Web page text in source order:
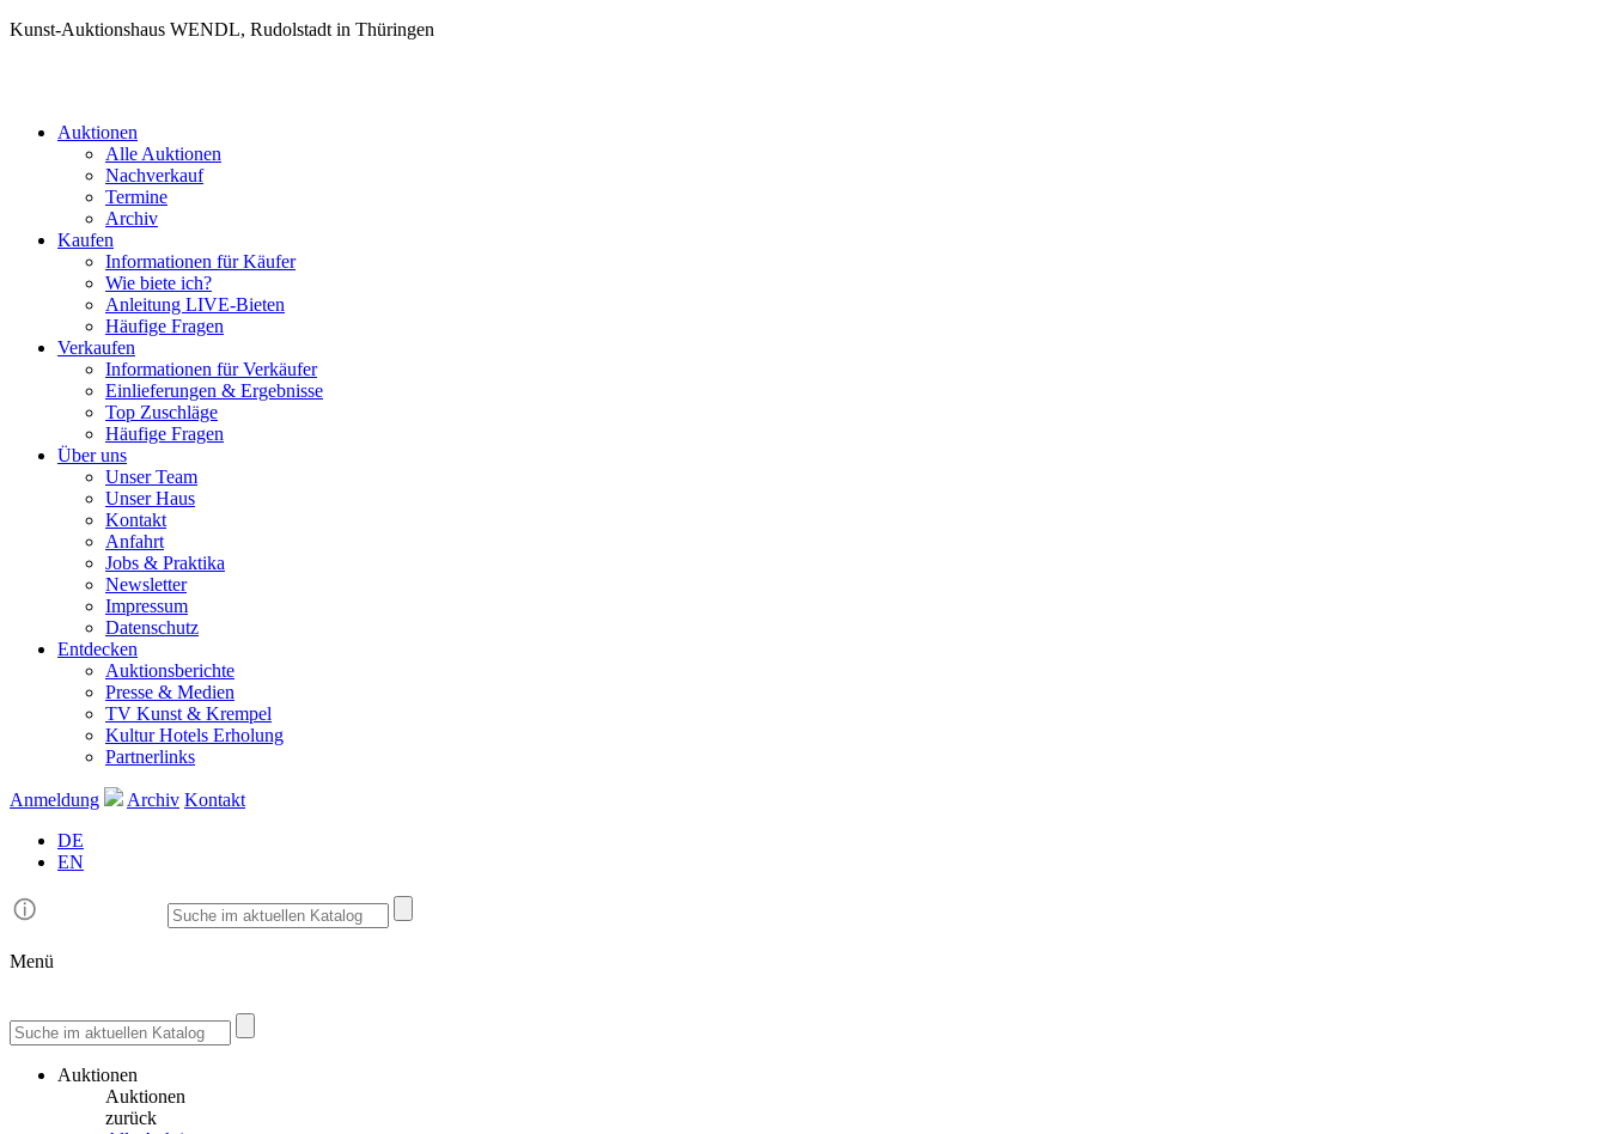
Kunst-Auktionshaus WENDL, Rudolstadt in Thüringen
Auktionen
Alle Auktionen
Nachverkauf
Termine
Archiv
Kaufen
Informationen für Käufer
Wie biete ich?
Anleitung LIVE-Bieten
Häufige Fragen
Verkaufen
Informationen für Verkäufer
Einlieferungen & Ergebnisse
Top Zuschläge
Häufige Fragen
Über uns
Unser Team
Unser Haus
Kontakt
Anfahrt
Jobs & Praktika
Newsletter
Impressum
Datenschutz
Entdecken
Auktionsberichte
Presse & Medien
TV Kunst & Krempel
Kultur Hotels Erholung
Partnerlinks
Anmeldung Archiv Kontakt
DE
EN
Menü
Auktionen
Auktionen
zurück